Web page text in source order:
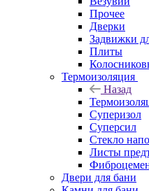
Прочее
Дверки
Задвижки
Плиты
Термоизоляция
Назад
Суперизол
Суперсил
Стекло
Листы
Двери для бани